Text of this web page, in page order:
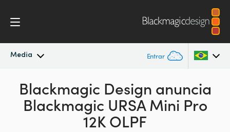
Media Entrar
Novidades
Arquivo
Argentina
Australia
Blackmagic Design anuncia
Blackmagic URSA Mini Pro
12K OLPF